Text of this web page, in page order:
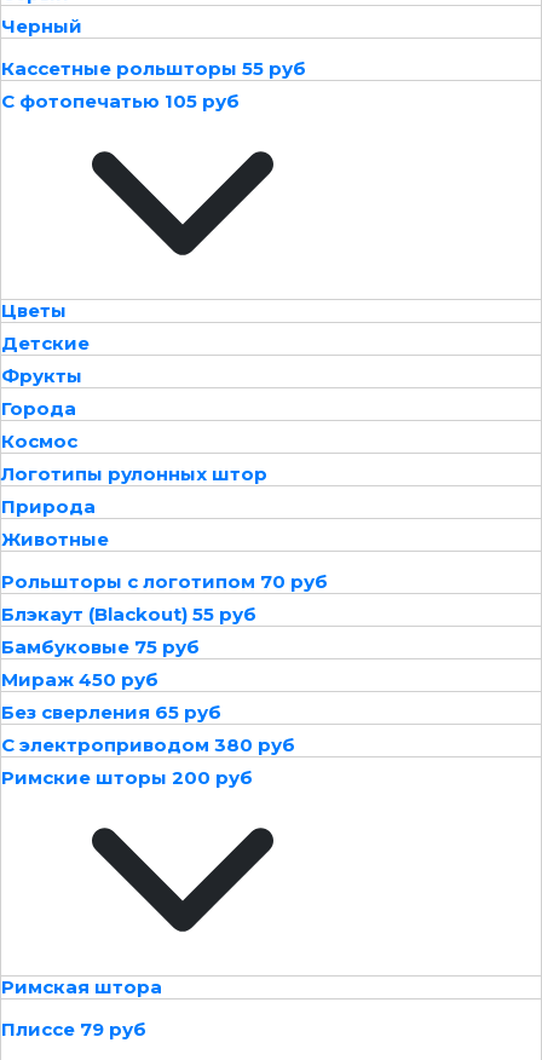
Черный
Кассетные рольшторы 55 руб
С фотопечатью 105 руб
Цветы
Детские
Фрукты
Города
Космос
Логотипы рулонных штор
Природа
Животные
Рольшторы с логотипом 70 руб
Блэкаут (Blackout) 55 руб
Бамбуковые 75 руб
Мираж 450 руб
Без сверления 65 руб
С электроприводом 380 руб
Римские шторы 200 руб
Римская штора
Плиссе 79 руб